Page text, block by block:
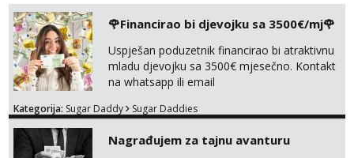
🌹Financirao bi djevojku sa 3500€/mj🌹
Uspješan poduzetnik financirao bi atraktivnu
mladu djevojku sa 3500€ mjesečno. Kontakt
na whatsapp ili email
Kategorija: Sugar Daddy Sugar Daddies
Nagrađujem za tajnu avanturu